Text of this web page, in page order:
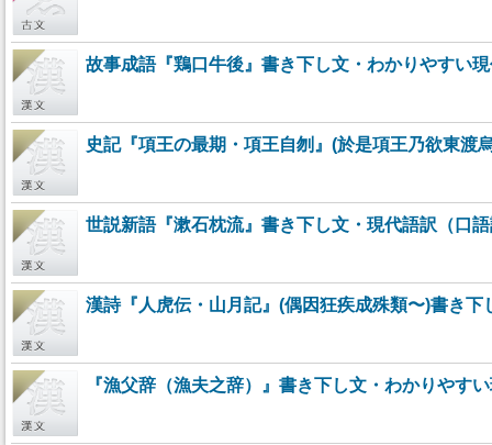
故事成語『鶏口牛後』書き下し文・わかりやすい
史記『項王の最期・項王自刎』(於是項王乃欲東渡
世説新語『漱石枕流』書き下し文・現代語訳（口
漢詩『人虎伝・山月記』(偶因狂疾成殊類〜)書き下
『漁父辞（漁夫之辞）』書き下し文・わかりやす